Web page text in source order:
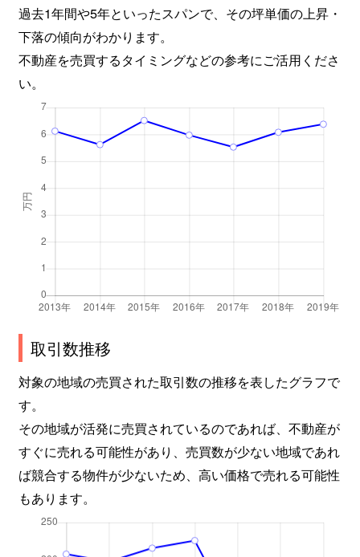
過去1年間や5年といったスパンで、その坪単価の上昇・
下落の傾向がわかります。
不動産を売買するタイミングなどの参考にご活用くださ
い。
取引数推移
対象の地域の売買された取引数の推移を表したグラフで
す。
その地域が活発に売買されているのであれば、不動産が
すぐに売れる可能性があり、売買数が少ない地域であれ
ば競合する物件が少ないため、高い価格で売れる可能性
もあります。